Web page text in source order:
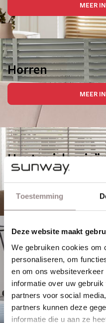
Toestemming
Deze website maakt
We gebruiken cookies om
personaliseren, om
en om ons
informatie over uw
partners voor social
partners kunnen deze
informatie die u aan ze
MEER
Horren
MEER
Houten
MEER
Paneelgordijnen
MEER